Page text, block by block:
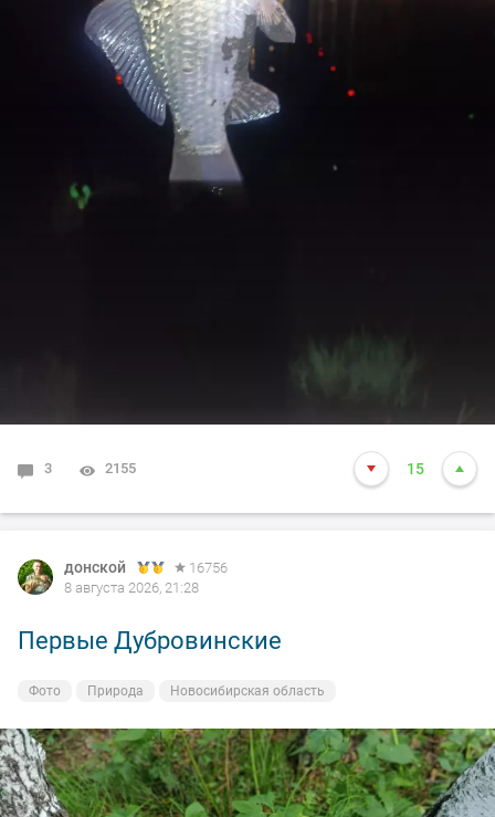
3 2155 15
донской
16756
8 августа 2026, 21:28
Первые Дубровинские
Фото Природа Новосибирская область